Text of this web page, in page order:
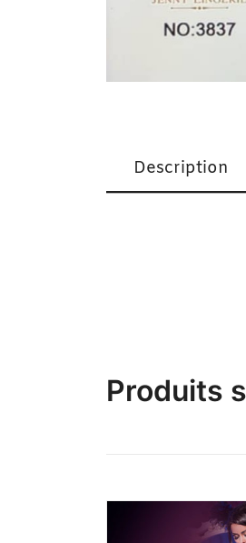
Description
Produits